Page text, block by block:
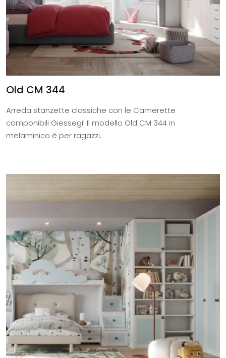
Old CM 344
Arreda stanzette classiche con le Camerette
componibili Giessegi! Il modello Old CM 344 in
melaminico è per ragazzi.